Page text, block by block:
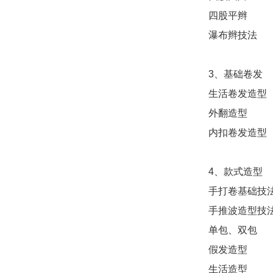
四股平辫
瀑布辫技法
3、基础卷发
生活卷发造型
外翻造型
内扣卷发造型
4、款式造型
手打卷基础技
手推波造型技
单包、双包
假发造型
生活造型